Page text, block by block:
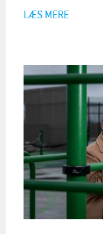
LÆS MERE